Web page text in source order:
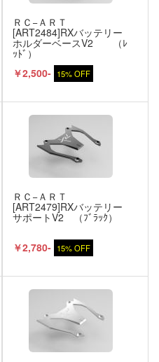
ＲＣ−ＡＲＴ
[ART2484]RXバッテリー
ホルダーベースV2 （ﾚ
ｯﾄﾞ）
￥2,500- 15% OFF
ＲＣ−ＡＲＴ
[ART2479]RXバッテリー
サポートV2 （ﾌﾞﾗｯｸ）
￥2,780- 15% OFF